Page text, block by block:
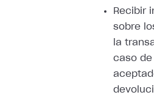
Recibir
sobre
la
caso de